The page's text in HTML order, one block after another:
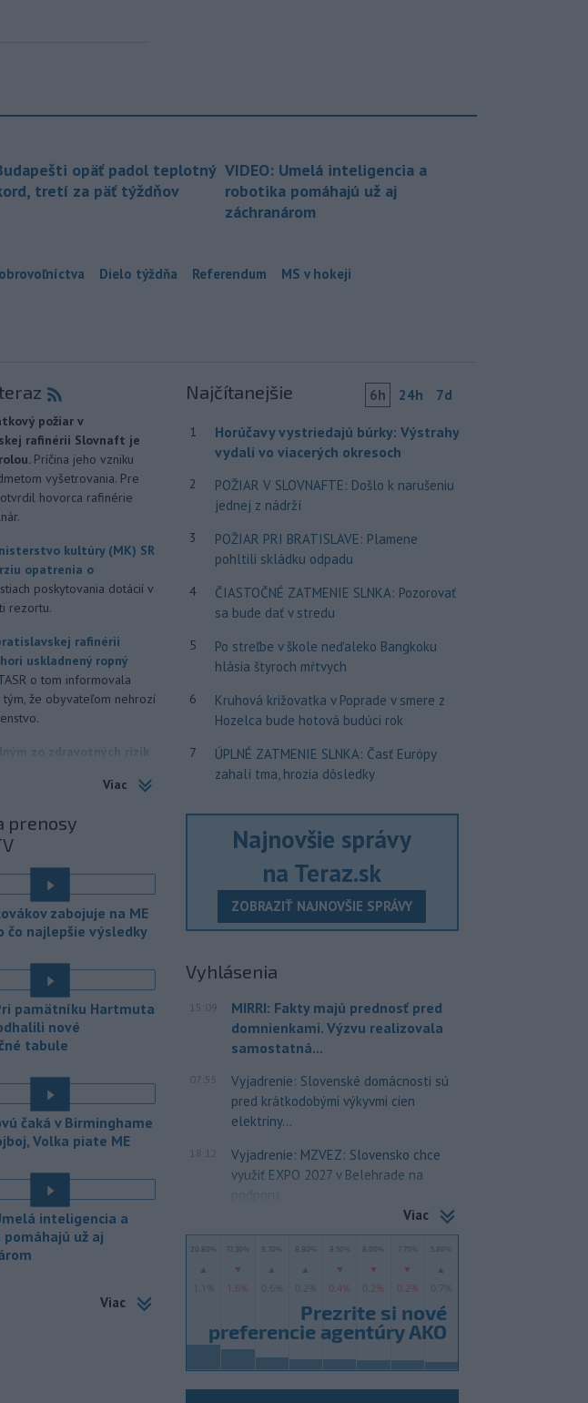
opäť padol teplotný
tretí za päť týždňov
VIDEO: Umelá inteligencia a
robotika pomáhajú už aj
záchranárom
Dielo týždňa Referendum MS v hokeji
požiar v
rafinérii Slovnaft je
Príčina jeho vzniku
vyšetrovania. Pre
hovorca rafinérie
kultúry (MK) SR
opatrenia o
poskytovania dotácií v
rezortu.
rafinérii
uskladnený ropný
o tom informovala
tým, že obyvateľom nehrozí
zo zdravotných rizík
Je preto dobré držať sa
či dodržiavať
kandidatúre
republiky na nestále
Bezpečnostnej rade
Spojených národov (OSN)
123 zo 193 členských
páchané pre rasovú
pre príslušnosť k
sieti to v reakcii na útok
v Nitre uviedol prezident
môže v utorok 11.
o novom
prokurátorovi, ak
skrátenie jeho
výpovednej lehoty.
hornatých oblastiach
Viac
prenosy
zabojuje na ME
čo najlepšie výsledky
pamätníku Hartmuta
nové
tabule
čaká v Birminghame
Volka piate ME
inteligencia a
už aj
Viac
Najčítanejšie 6h 24h 7d
1
Horúčavy vystriedajú búrky: Výstrahy
vydali vo viacerých okresoch
2
POŽIAR V SLOVNAFTE: Došlo k narušeniu
jednej z nádrží
3
POŽIAR PRI BRATISLAVE: Plamene
pohltili skládku odpadu
4
ČIASTOČNÉ ZATMENIE SLNKA: Pozorovať
sa bude dať v stredu
5
Po streľbe v škole neďaleko Bangkoku
hlásia štyroch mŕtvych
6
Kruhová križovatka v Poprade v smere z
Hozelca bude hotová budúci rok
7
ÚPLNÉ ZATMENIE SLNKA: Časť Európy
zahalí tma, hrozia dôsledky
Najnovšie správy
na Teraz.sk
ZOBRAZIŤ NAJNOVŠIE SPRÁVY
Vyhlásenia
15:09
MIRRI: Fakty majú prednosť pred
domnienkami. Výzvu realizovala
samostatná...
07:55
Vyjadrenie: Slovenské domácnosti sú
pred krátkodobými výkyvmi cien
elektriny...
18:12
Vyjadrenie: MZVEZ: Slovensko chce
využiť EXPO 2027 v Belehrade na
podporu...
Viac